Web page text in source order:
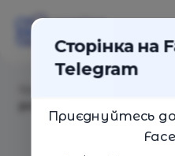
Сторінка на
Telegram
Приєднуйтесь